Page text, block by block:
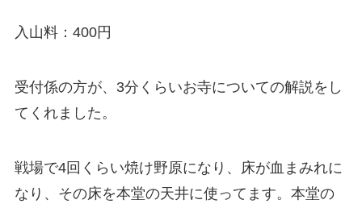
入山料：400円
受付係の方が、3分くらいお寺についての解説をし
てくれました。
戦場で4回くらい焼け野原になり、床が血まみれに
なり、その床を本堂の天井に使ってます。本堂の